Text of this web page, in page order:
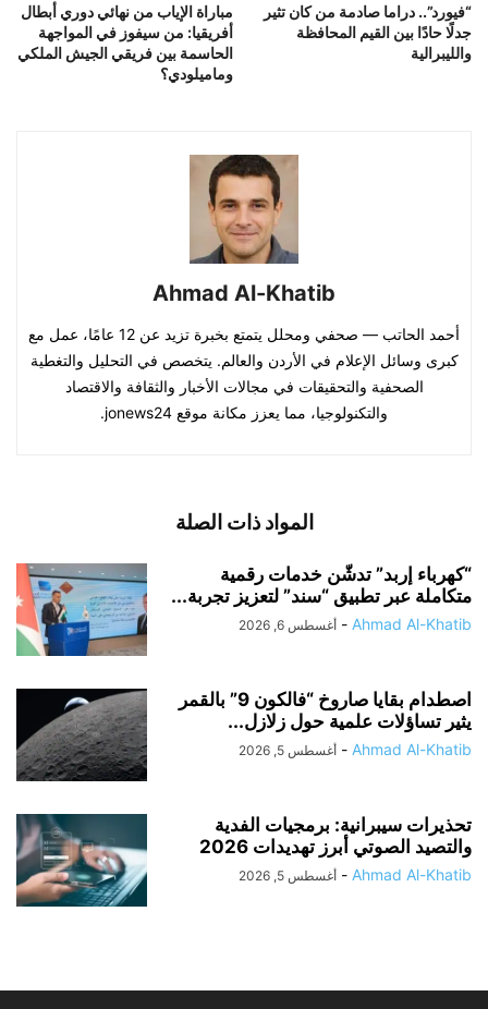
مباراة الإياب من نهائي دوري أبطال
أفريقيا: من سيفوز في المواجهة
الحاسمة بين فريقي الجيش الملكي
وماميلودي؟
“فيورد”.. دراما صادمة من كان تثير
جدلًا حادًا بين القيم المحافظة
والليبرالية
Ahmad Al-Khatib
أحمد الحاتب — صحفي ومحلل يتمتع بخبرة تزيد عن 12 عامًا، عمل مع
كبرى وسائل الإعلام في الأردن والعالم. يتخصص في التحليل والتغطية
الصحفية والتحقيقات في مجالات الأخبار والثقافة والاقتصاد
والتكنولوجيا، مما يعزز مكانة موقع jonews24.
المواد ذات الصلة
“كهرباء إربد” تدشّن خدمات رقمية
متكاملة عبر تطبيق “سند” لتعزيز تجربة...
Ahmad Al-Khatib
- أغسطس 6, 2026
اصطدام بقايا صاروخ “فالكون 9” بالقمر
يثير تساؤلات علمية حول زلازل...
Ahmad Al-Khatib
- أغسطس 5, 2026
تحذيرات سيبرانية: برمجيات الفدية
والتصيد الصوتي أبرز تهديدات 2026
Ahmad Al-Khatib
- أغسطس 5, 2026